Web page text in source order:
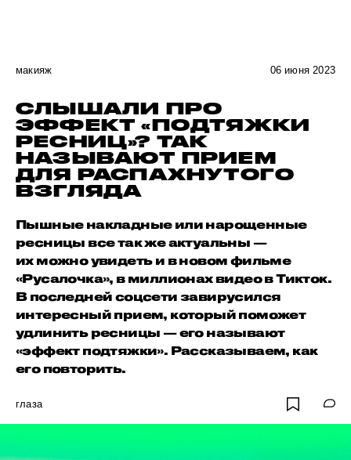
макияж 06 июня 2023
СЛЫШАЛИ ПРО
ЭФФЕКТ «ПОДТЯЖКИ
РЕСНИЦ»? ТАК
НАЗЫВАЮТ ПРИЕМ
ДЛЯ РАСПАХНУТОГО
ВЗГЛЯДА
Пышные накладные или нарощенные
ресницы все так же актуальны —
их можно увидеть и в новом фильме
«Русалочка», в миллионах видео в Тикток.
В последней соцсети завирусился
интересный прием, который поможет
удлинить ресницы — его называют
«эффект подтяжки». Рассказываем, как
его повторить.
глаза